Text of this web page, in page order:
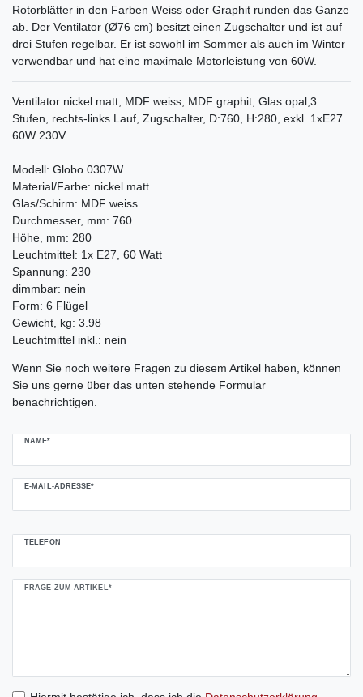
Rotorblätter in den Farben Weiss oder Graphit runden das Ganze
ab. Der Ventilator (Ø76 cm) besitzt einen Zugschalter und ist auf
drei Stufen regelbar. Er ist sowohl im Sommer als auch im Winter
verwendbar und hat eine maximale Motorleistung von 60W.
Ventilator nickel matt, MDF weiss, MDF graphit, Glas opal,3
Stufen, rechts-links Lauf, Zugschalter, D:760, H:280, exkl. 1xE27
60W 230V
Modell: Globo 0307W
Material/Farbe: nickel matt
Glas/Schirm: MDF weiss
Durchmesser, mm: 760
Höhe, mm: 280
Leuchtmittel: 1x E27, 60 Watt
Spannung: 230
dimmbar: nein
Form: 6 Flügel
Gewicht, kg: 3.98
Leuchtmittel inkl.: nein
Wenn Sie noch weitere Fragen zu diesem Artikel haben, können
Sie uns gerne über das unten stehende Formular
benachrichtigen.
NAME*
E-MAIL-ADRESSE*
TELEFON
FRAGE ZUM ARTIKEL*